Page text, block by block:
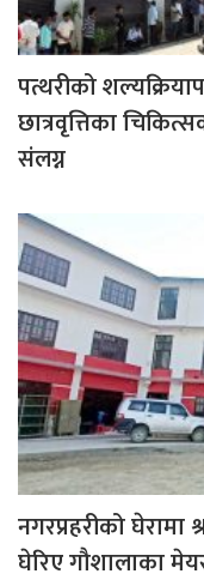
पत्थरीको
छात्रवृत्तिका
संलग्न
नगरप्रहरीको
घेरिए गौशालाका